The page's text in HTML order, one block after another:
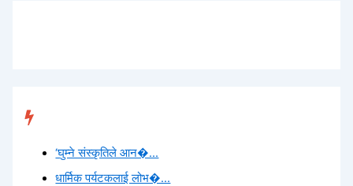
‘घुम्ने संस्कृतिले आन�...
धार्मिक पर्यटकलाई लोभ�...